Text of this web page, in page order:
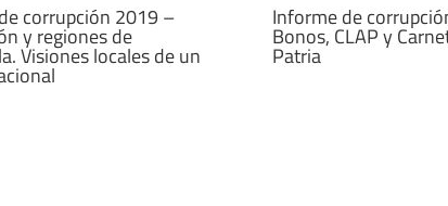
corrupción 2019 –
y regiones de
Visiones locales de un
Informe de
Bonos, CLAP y
Patria